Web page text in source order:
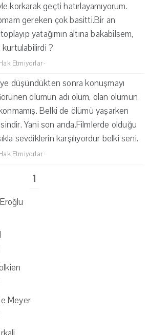
korkarak geçti hatırlayamıyorum.
gereken çok basitti.Bir an
yatağımın altına bakabilsem,
?
Etmiyorlar ·
düşündükten sonra konuşmayı
ölümün adı ölüm, olan ölümün
Belki de ölümü yaşarken
Yani son anda.Filmlerde olduğu
sevdiklerin karşılıyordur belki seni.
Etmiyorlar ·
1
Meyer